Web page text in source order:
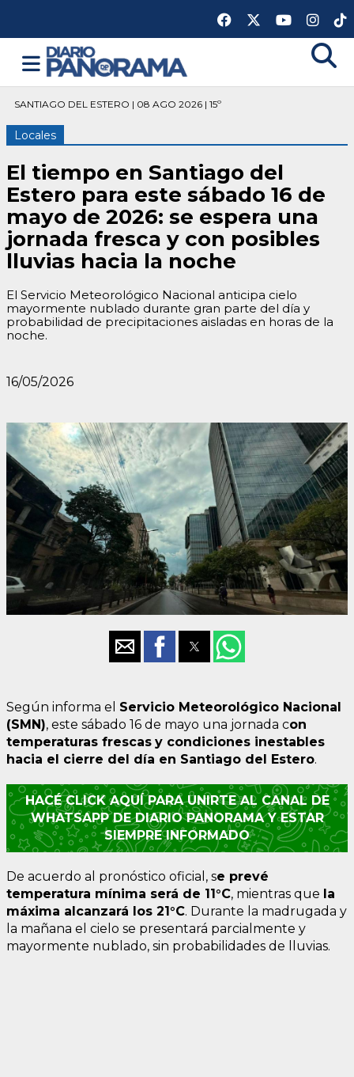
SANTIAGO DEL ESTERO | 08 AGO 2026 | 15º
Locales
El tiempo en Santiago del
Estero para este sábado 16 de
mayo de 2026: se espera una
jornada fresca y con posibles
lluvias hacia la noche
El Servicio Meteorológico Nacional anticipa cielo
mayormente nublado durante gran parte del día y
probabilidad de precipitaciones aisladas en horas de la
noche.
16/05/2026
Según informa el Servicio Meteorológico Nacional
(SMN), este sábado 16 de mayo una jornada con
temperaturas frescas y condiciones inestables
hacia el cierre del día en Santiago del Estero.
HACÉ CLICK AQUÍ PARA UNIRTE AL CANAL DE
WHATSAPP DE DIARIO PANORAMA Y ESTAR
SIEMPRE INFORMADO
De acuerdo al pronóstico oficial, se prevé
temperatura mínima será de 11°C, mientras que la
máxima alcanzará los 21°C. Durante la madrugada y
la mañana el cielo se presentará parcialmente y
mayormente nublado, sin probabilidades de lluvias.